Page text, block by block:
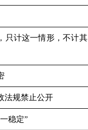
只计这一情形，不计其
法规禁止公开
稳定”